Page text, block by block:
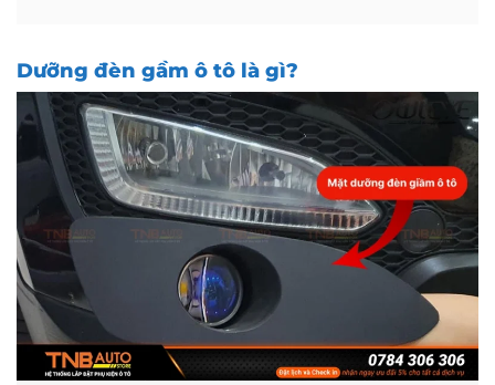
Dưỡng đèn gầm ô tô là gì?